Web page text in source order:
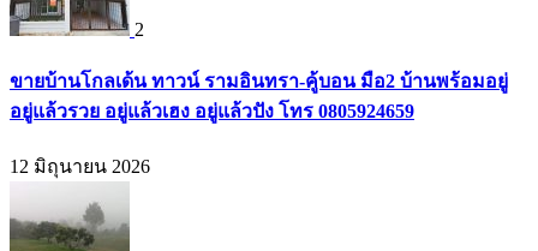
2
ขายบ้านโกลเด้น ทาวน์ รามอินทรา-คู้บอน มือ2 บ้านพร้อมอยู่
อยู่แล้วรวย อยู่แล้วเฮง อยู่แล้วปัง โทร 0805924659
12 มิถุนายน 2026